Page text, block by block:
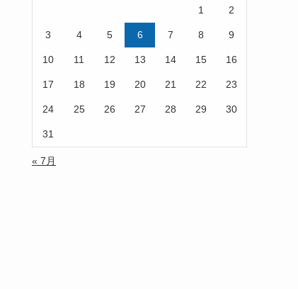
1 2
3 4 5 6 7 8 9
10 11 12 13 14 15 16
17 18 19 20 21 22 23
24 25 26 27 28 29 30
31
« 7月